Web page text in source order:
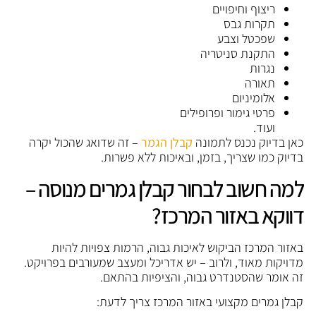
ריצוף וחיפויים
תקרות גבס
שפכטל וצבע
התקנת סניטריה
נגרות
תאורה
אלומיניום
פרטי גימור ופרופילים
ועוד.
כאן בדיוק נכנס לתמונה קבלן הגמר– זה שדואג שהכול יקרה
בדיוק כמו שצריך, בזמן, ובאיכות ללא פשרות.
למה חשוב לבחור קבלן גמרים מנוסה –
דווקא באזור המרכז?
באזור המרכז הביקוש לאיכות גבוה, הרמות צפויות להיות
מדויקות מאוד, ולרוב – יש אדריכל ומעצב שמעורבים בפרויקט.
זה אומר שהסטנדרט גבוה, והציפיות בהתאם.
קבלן גמרים מקצועי באזור המרכז צריך לדעת: